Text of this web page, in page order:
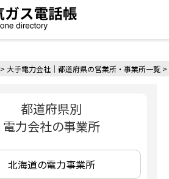
> 大手電力会社｜都道府県の営業所・事業所一覧 >
都道府県別
電力会社の事業所
北海道の電力事業所